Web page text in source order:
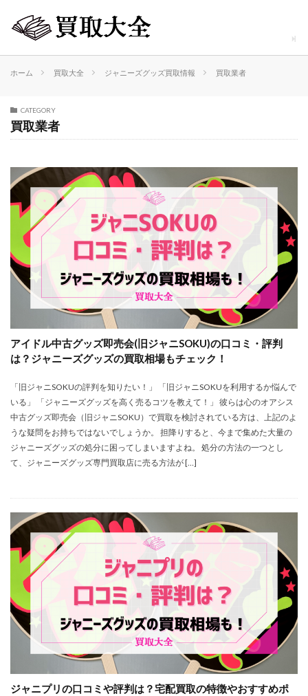
ホーム 買取大全 ジャニーズグッズ買取情報 買取業者
CATEGORY
買取業者
アイドル中古グッズ即売会(旧ジャニSOKU)の口コミ・評判
は？ジャニーズグッズの買取相場もチェック！
「旧ジャニSOKUの評判を知りたい！」 「旧ジャニSOKUを利用するか悩んで
いる」 「ジャニーズグッズを高く売るコツを教えて！」 彼らは心のオアシス
中古グッズ即売会（旧ジャニSOKU）で買取を検討されている方は、上記のよ
うな疑問をお持ちではないでしょうか。 担降りすると、今まで集めた大量の
ジャニーズグッズの処分に困ってしまいますよね。 処分の方法の一つとし
て、ジャニーズグッズ専門買取店に売る方法が […]
ジャニプリの口コミや評判は？宅配買取の特徴やおすすめポ